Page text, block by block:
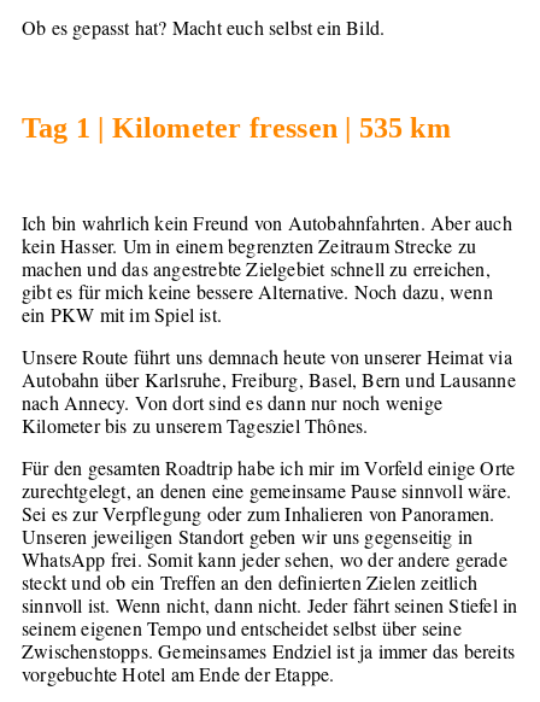
Ob es gepasst hat? Macht euch selbst ein Bild.
Tag 1 | Kilometer fressen | 535 km
Ich bin wahrlich kein Freund von Autobahnfahrten. Aber auch
kein Hasser. Um in einem begrenzten Zeitraum Strecke zu
machen und das angestrebte Zielgebiet schnell zu erreichen,
gibt es für mich keine bessere Alternative. Noch dazu, wenn
ein PKW mit im Spiel ist.
Unsere Route führt uns demnach heute von unserer Heimat via
Autobahn über Karlsruhe, Freiburg, Basel, Bern und Lausanne
nach Annecy. Von dort sind es dann nur noch wenige
Kilometer bis zu unserem Tagesziel Thônes.
Für den gesamten Roadtrip habe ich mir im Vorfeld einige Orte
zurechtgelegt, an denen eine gemeinsame Pause sinnvoll wäre.
Sei es zur Verpflegung oder zum Inhalieren von Panoramen.
Unseren jeweiligen Standort geben wir uns gegenseitig in
WhatsApp frei. Somit kann jeder sehen, wo der andere gerade
steckt und ob ein Treffen an den definierten Zielen zeitlich
sinnvoll ist. Wenn nicht, dann nicht. Jeder fährt seinen Stiefel in
seinem eigenen Tempo und entscheidet selbst über seine
Zwischenstopps. Gemeinsames Endziel ist ja immer das bereits
vorgebuchte Hotel am Ende der Etappe.